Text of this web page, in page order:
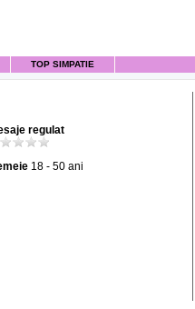
TOP SIMPATIE
regulat
18 - 50 ani